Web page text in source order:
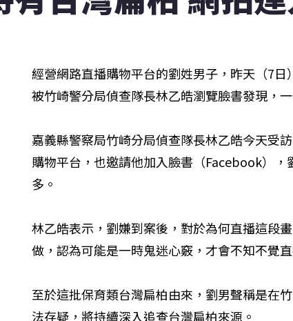
經營網路直播購物平台的劉姓男子，昨天（7
被竹崎警分局偵查隊長林乙皓瀏覽臉書發現，
嘉義縣警察局竹崎分局偵查隊長林乙皓今天受
購物平台，也邀請他加入臉書（Facebook）
多。
林乙皓表示，劉嫌到案後，對於為何直播這段
做，認為可能是一時鬼迷心竅，才會不知不覺
至於這批保育類台灣扁柏由來，劉男聲稱是在
法存疑，將持續深入追查台灣扁柏來源。